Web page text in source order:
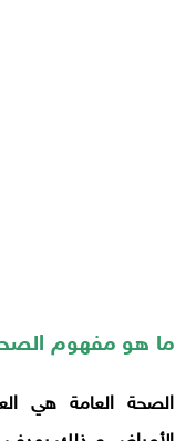
ما هو مفهوم
الصحة العامة هي